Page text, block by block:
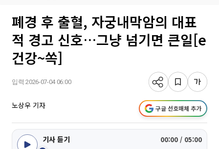
폐경 후 출혈, 자궁내막암의 대표
적 경고 신호…그냥 넘기면 큰일[e
건강~쏙]
입력 2026-07-04 06:00
노상우 기자 구글 선호매체 추가
기사 듣기 00:00 / 05:00